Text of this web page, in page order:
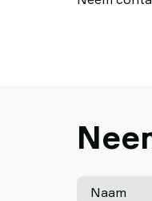
Naam